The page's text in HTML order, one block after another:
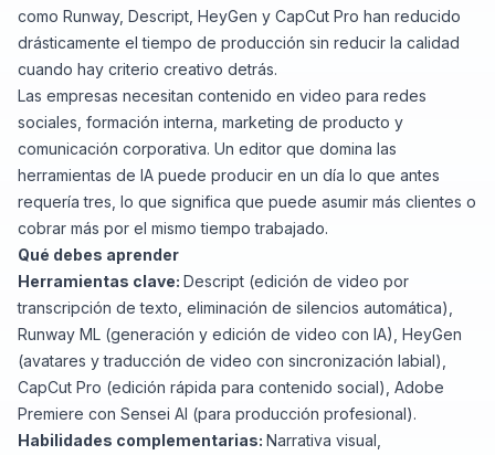
como Runway, Descript, HeyGen y CapCut Pro han reducido
drásticamente el tiempo de producción sin reducir la calidad
cuando hay criterio creativo detrás.
Las empresas necesitan contenido en video para redes
sociales, formación interna, marketing de producto y
comunicación corporativa. Un editor que domina las
herramientas de IA puede producir en un día lo que antes
requería tres, lo que significa que puede asumir más clientes o
cobrar más por el mismo tiempo trabajado.
Qué debes aprender
Herramientas clave: Descript (edición de video por
transcripción de texto, eliminación de silencios automática),
Runway ML (generación y edición de video con IA), HeyGen
(avatares y traducción de video con sincronización labial),
CapCut Pro (edición rápida para contenido social), Adobe
Premiere con Sensei AI (para producción profesional).
Habilidades complementarias: Narrativa visual,